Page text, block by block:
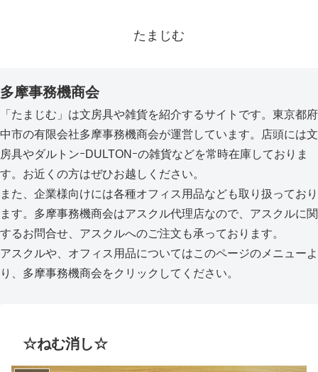
たまじむ
多摩事務機商会
「たまじむ」は文房具や雑貨を紹介するサイトです。東京都府
中市の有限会社多摩事務機商会が運営しています。店頭には文
房具やダルトンｰDULTONｰの雑貨などを常時在庫しておりま
す。お近くの方はぜひお越しください。
また、企業様向けには各種オフィス用品なども取り扱っており
ます。多摩事務機商会はアスクル代理店なので、アスクルに関
するお問合せ、アスクルへのご注文も承っております。
アスクルや、オフィス用品についてはこのページのメニューよ
り、多摩事務機商会をクリックしてください。
☆ねむ消し☆